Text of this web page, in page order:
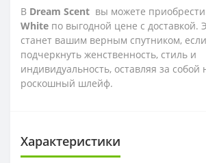
В Dream Scent вы можете приобрести
White по выгодной цене с доставкой.
станет вашим верным спутником,
подчеркнуть женственность, стиль и
индивидуальность, оставляя за
роскошный шлейф.
Характеристики